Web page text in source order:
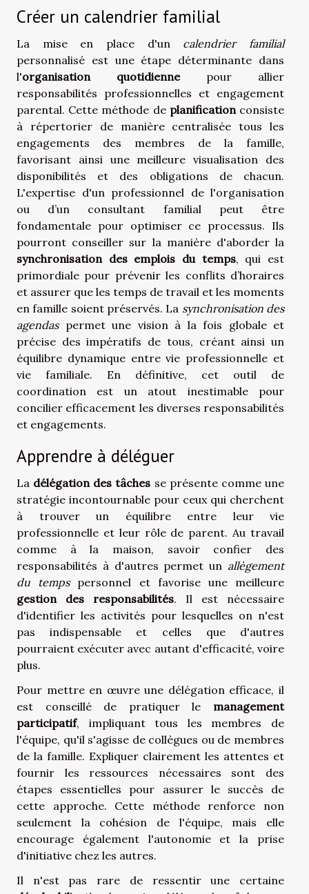
Créer un calendrier familial
La mise en place d'un calendrier familial
personnalisé est une étape déterminante dans
l'organisation quotidiennepour allier
responsabilités professionnelles et engagement
parental. Cette méthode de planificationconsiste
à répertorier de manière centralisée tous les
engagements des membres de la famille,
favorisant ainsi une meilleure visualisation des
disponibilités et des obligations de chacun.
L'expertise d'un professionnel de l'organisation
ou d’un consultant familial peut être
fondamentale pour optimiser ce processus. Ils
pourront conseiller sur la manière d'aborder la
synchronisation des emplois du temps, qui est
primordiale pour prévenir les conflits d’horaires
et assurer que les temps de travail et les moments
en famille soient préservés. La synchronisation des
agendaspermet une vision à la fois globale et
précise des impératifs de tous, créant ainsi un
équilibre dynamique entre vie professionnelle et
vie familiale. En définitive, cet outil de
coordination est un atout inestimable pour
concilier efficacement les diverses responsabilités
et engagements.
Apprendre à déléguer
La délégation des tâches se présente comme une
stratégie incontournable pour ceux qui cherchent
à trouver un équilibre entre leur vie
professionnelle et leur rôle de parent. Au travail
comme à la maison, savoir confier des
responsabilités à d'autres permet un allègement
du tempspersonnel et favorise une meilleure
gestion des responsabilités. Il est nécessaire
d'identifier les activités pour lesquelles on n'est
pas indispensable et celles que d'autres
pourraient exécuter avec autant d'efficacité, voire
plus.
Pour mettre en œuvre une délégation efficace, il
est conseillé de pratiquer le management
participatif, impliquant tous les membres de
l'équipe, qu'il s'agisse de collègues ou de membres
de la famille. Expliquer clairement les attentes et
fournir les ressources nécessaires sont des
étapes essentielles pour assurer le succès de
cette approche. Cette méthode renforce non
seulement la cohésion de l'équipe, mais elle
encourage également l'autonomie et la prise
d'initiative chez les autres.
Il n'est pas rare de ressentir une certaine